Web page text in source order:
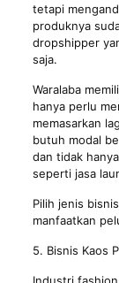
tetapi
produknya
dropshipper
saja.
Waralaba
hanya perlu
memasarkan
butuh modal
dan tidak
seperti jasa
Pilih jenis
manfaatkan
5. Bisnis Kaos